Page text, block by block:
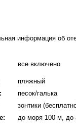
информация об
все включено
пляжный
песок/галька
зонтики
до моря 100 м, до